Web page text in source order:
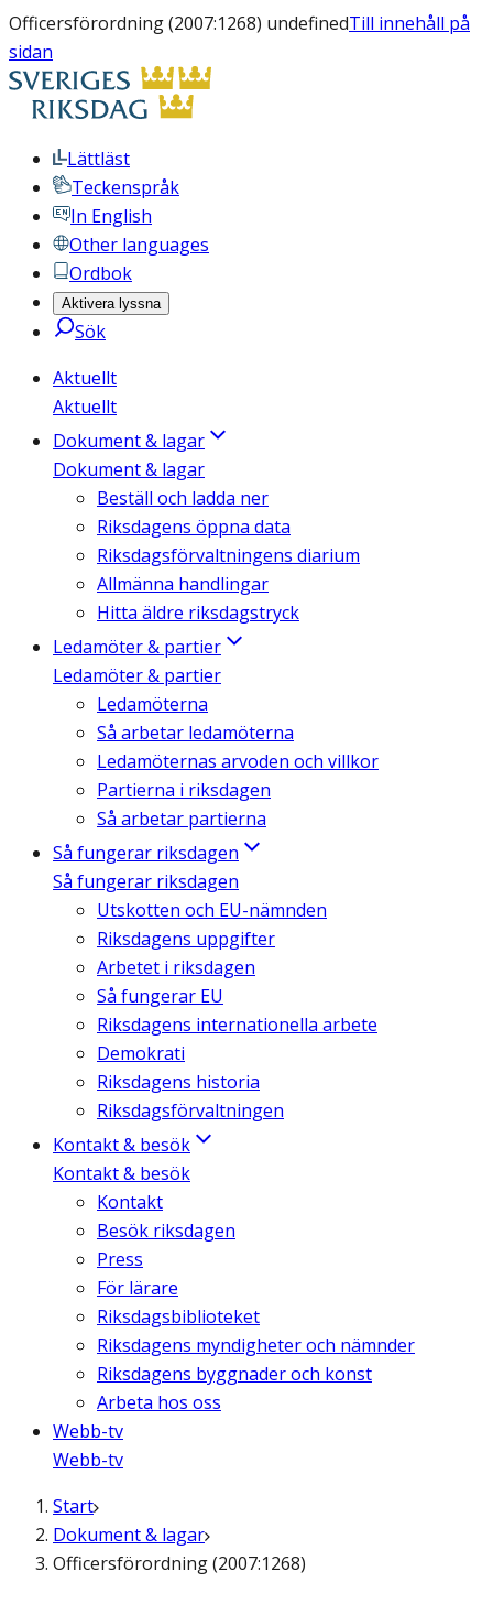
Officersförordning (2007:1268) undefinedTill innehåll på
sidan
Lättläst
Teckenspråk
In English
Other languages
Ordbok
Aktivera lyssna
Sök
Aktuellt
Aktuellt
Dokument & lagar
Dokument & lagar
Beställ och ladda ner
Riksdagens öppna data
Riksdagsförvaltningens diarium
Allmänna handlingar
Hitta äldre riksdagstryck
Ledamöter & partier
Ledamöter & partier
Ledamöterna
Så arbetar ledamöterna
Ledamöternas arvoden och villkor
Partierna i riksdagen
Så arbetar partierna
Så fungerar riksdagen
Så fungerar riksdagen
Utskotten och EU-nämnden
Riksdagens uppgifter
Arbetet i riksdagen
Så fungerar EU
Riksdagens internationella arbete
Demokrati
Riksdagens historia
Riksdagsförvaltningen
Kontakt & besök
Kontakt & besök
Kontakt
Besök riksdagen
Press
För lärare
Riksdagsbiblioteket
Riksdagens myndigheter och nämnder
Riksdagens byggnader och konst
Arbeta hos oss
Webb-tv
Webb-tv
Start
Dokument & lagar
Officersförordning (2007:1268)